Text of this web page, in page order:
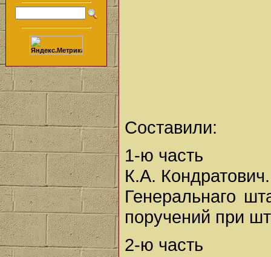
Составили:
1-ю часть
К.А. Кондратович.
Генеральнаго
поручений при
2-ю часть